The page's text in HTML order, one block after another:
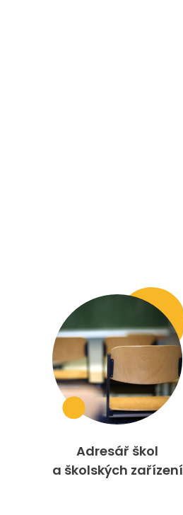
Adresář škol
a školských zařízení